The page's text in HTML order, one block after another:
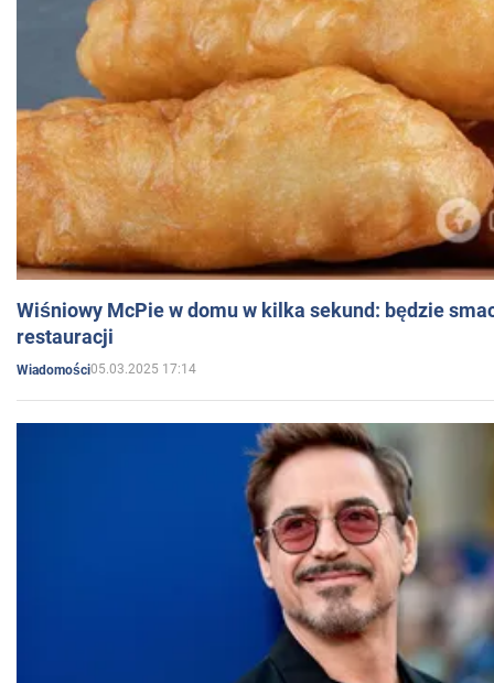
Wiśniowy McPie w domu w kilka sekund: będzie
restauracji
Wiadomości05.03.2025 17:14